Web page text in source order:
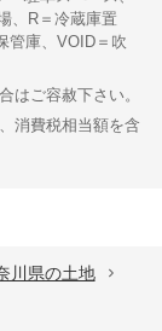
、R＝冷蔵庫置
管庫、VOID＝吹
はご容赦下さい。
消費税相当額を含
川県の土地